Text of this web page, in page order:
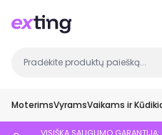
MoterimsVyramsVaikams ir